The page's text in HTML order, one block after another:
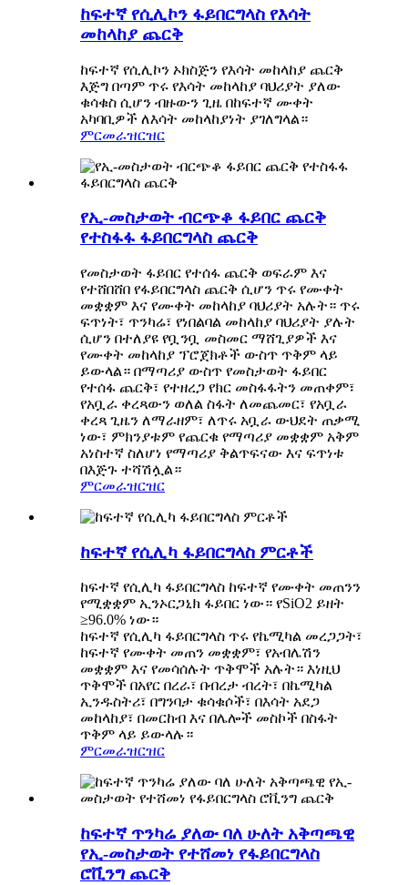
ከፍተኛ የሲሊኮን ፋይበርግላስ የእሳት
መከላከያ ጨርቅ
ከፍተኛ የሲሊኮን ኦክስጅን የእሳት መከላከያ ጨርቅ
እጅግ በጣም ጥሩ የእሳት መከላከያ ባህሪያት ያለው
ቁሳቁስ ሲሆን ብዙውን ጊዜ በከፍተኛ ሙቀት
አካባቢዎች ለእሳት መከላከያነት ያገለግላል።
ምርመራዝርዝር
የኢ-መስታወት ብርጭቆ ፋይበር ጨርቅ
የተስፋፋ ፋይበርግላስ ጨርቅ
የመስታወት ፋይበር የተሰፋ ጨርቅ ወፍራም እና
የተሸበሸበ የፋይበርግላስ ጨርቅ ሲሆን ጥሩ የሙቀት
መቋቋም እና የሙቀት መከላከያ ባህሪያት አሉት። ጥሩ
ፍጥነት፣ ጥንካሬ፣ የነበልባል መከላከያ ባህሪያት ያሉት
ሲሆን በተለያዩ የቧንቧ መስመር ማሸጊያዎች እና
የሙቀት መከላከያ ፕሮጀክቶች ውስጥ ጥቅም ላይ
ይውላል። በማጣሪያ ውስጥ የመስታወት ፋይበር
የተሰፋ ጨርቅ፣ የተዘረጋ የክር መስፋፋትን መጠቀም፣
የአቧራ ቀረጻውን ወለል ስፋት ለመጨመር፣ የአቧራ
ቀረጻ ጊዜን ለማራዘም፣ ለጥሩ አቧራ ውህደት ጠቃሚ
ነው፣ ምክንያቱም የጨርቁ የማጣሪያ መቋቋም አቅም
አነስተኛ ስለሆነ የማጣሪያ ቅልጥፍናው እና ፍጥነቱ
በእጅጉ ተሻሽሏል።
ምርመራዝርዝር
ከፍተኛ የሲሊካ ፋይበርግላስ ምርቶች
ከፍተኛ የሲሊካ ፋይበርግላስ ከፍተኛ የሙቀት መጠንን
የሚቋቋም ኢንኦርጋኒክ ፋይበር ነው። የSiO2 ይዘት
≥96.0% ነው።
ከፍተኛ የሲሊካ ፋይበርግላስ ጥሩ የኬሚካል መረጋጋት፣
ከፍተኛ የሙቀት መጠን መቋቋም፣ የአብሌሽን
መቋቋም እና የመሳሰሉት ጥቅሞች አሉት። እነዚህ
ጥቅሞች በአየር በረራ፣ በብረታ ብረት፣ በኬሚካል
ኢንዱስትሪ፣ በግንባታ ቁሳቁሶች፣ በእሳት አደጋ
መከላከያ፣ በመርከብ እና በሌሎች መስኮች በስፋት
ጥቅም ላይ ይውላሉ።
ምርመራዝርዝር
ከፍተኛ ጥንካሬ ያለው ባለ ሁለት አቅጣጫዊ
የኢ-መስታወት የተሸመነ የፋይበርግላስ
ሮቪንግ ጨርቅ